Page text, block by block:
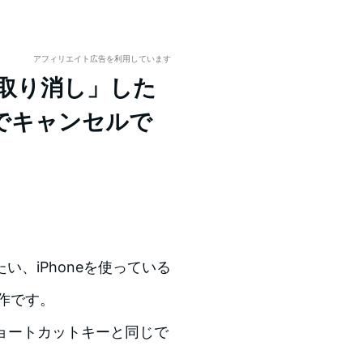
アフィリエイト広告を利用しています
り消し」した
キャンセルで
い、iPhoneを使っている
す。
トカットキーと同じで